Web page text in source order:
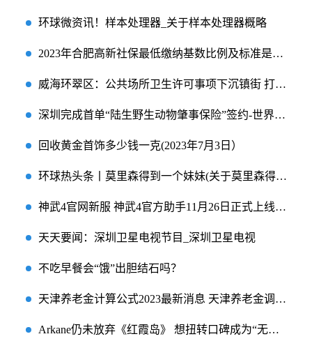
环球微资讯！样本处理器_关于样本处理器概略
2023年合肥高新社保最低缴纳基数比例及标准是多少-天天新资讯
威海环翠区：公共场所卫生许可事项下沉镇街 打造群众家门口“政务工程”
深圳完成首单“陆生野生动物肇事保险”签约-世界信息
回收黄金首饰多少钱一克(2023年7月3日）
环球热头条丨莫里森得到一个妹妹(关于莫里森得到一个妹妹的简介)
神武4官网新服 神武4官方助手11月26日正式上线 焦点讯息
天天要闻：深圳卫星电视节目_深圳卫星电视
不吃早餐会“饿”出胆结石吗？
天津养老金计算公式2023最新消息 天津养老金调整方案将公布！
Arkane仍未放弃《红霞岛》 想扭转口碑成为“无人深空”